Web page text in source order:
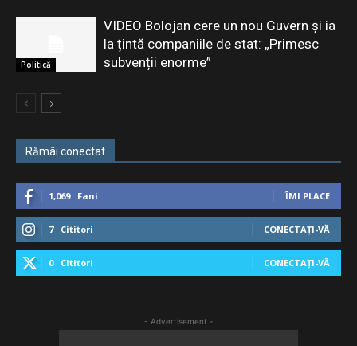
Politică
VIDEO Bolojan cere un nou Guvern și ia
la țintă companiile de stat: „Primesc
subvenții enorme”
Rămâi conectat
1,069 Fani ÎMI PLACE
7 Cititori CONECTAȚI-VĂ
0 Cititori CONECTAȚI-VĂ
- Advertisement -